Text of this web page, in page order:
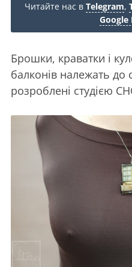
Читайте нас в Telegram,
Брошки, краватки і
балконів належать до
розроблені студією